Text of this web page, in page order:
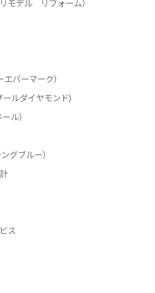
モデル リフォーム）
バーマーク）
ルダイヤモンド)
ル）
グブルー）
ス